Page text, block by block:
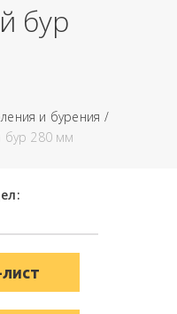
бур
и бурения
бур 280 мм